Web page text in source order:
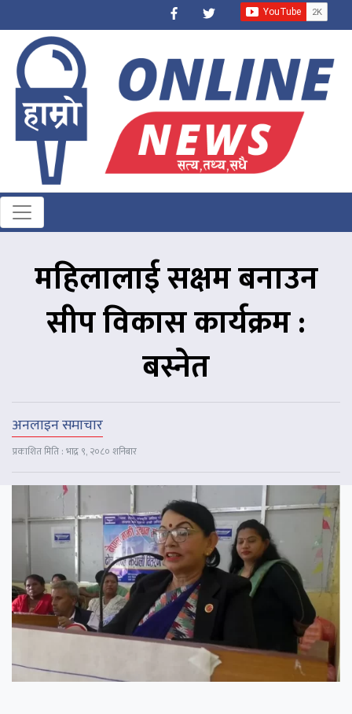
महिलालाई सक्षम बनाउन
सीप विकास कार्यक्रम :
बस्नेत
अनलाइन समाचार
प्रकाशित मिति : भाद्र ९, २०८० शनिबार